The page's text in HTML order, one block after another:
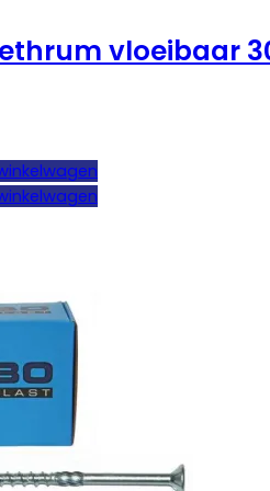
vloeibaar